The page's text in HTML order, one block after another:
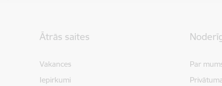
Ātrās saites
Vakances
Iepirkumi
Par